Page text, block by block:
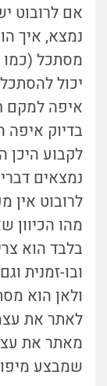
אם לרובוט
נמצא, איך
מסתכל (כמו
יכול
איפה למקם
לקבוע היכן
נמצאים
מהו הכיוון
בלבד הוא
ובו-זמנית
ולאן הוא
לאתר את
מאתר את
שמבצע